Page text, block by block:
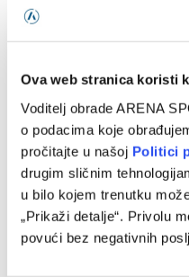
Ova web stranica koristi
Voditelj obrade ARENA
o podacima koje
pročitajte u našoj Politici
drugim sličnim
u bilo kojem trenutku
„Prikaži detalje“. Privolu
povući bez negativnih